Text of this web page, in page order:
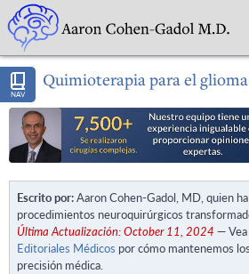
NAV
Quimioterapia para el glioma
Escrito por:Aaron Cohen-Gadol, MD, quien
procedimientos neuroquirúrgicos
Última Actualización: October 11, 2024 —
Editoriales Médicos por cómo mantenemos
precisión médica.